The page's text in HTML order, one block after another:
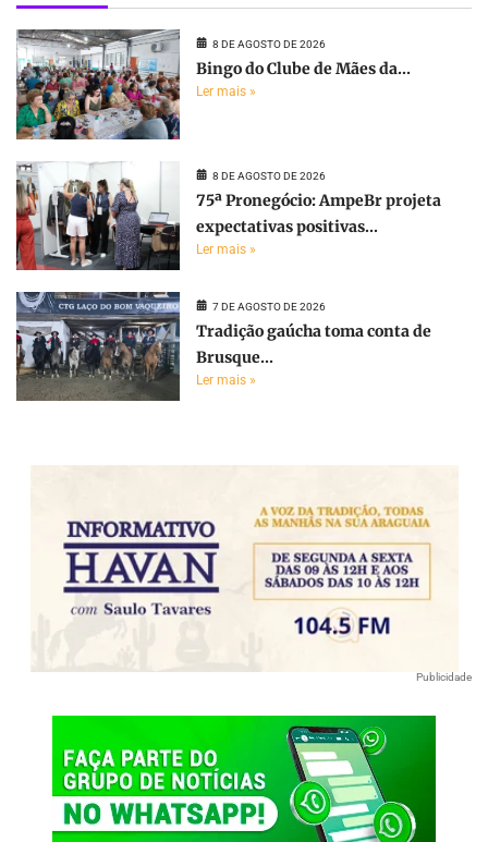
8 DE AGOSTO DE 2026
Bingo do Clube de Mães da...
Ler mais »
8 DE AGOSTO DE 2026
75ª Pronegócio: AmpeBr projeta
expectativas positivas...
Ler mais »
7 DE AGOSTO DE 2026
Tradição gaúcha toma conta de
Brusque...
Ler mais »
Publicidade